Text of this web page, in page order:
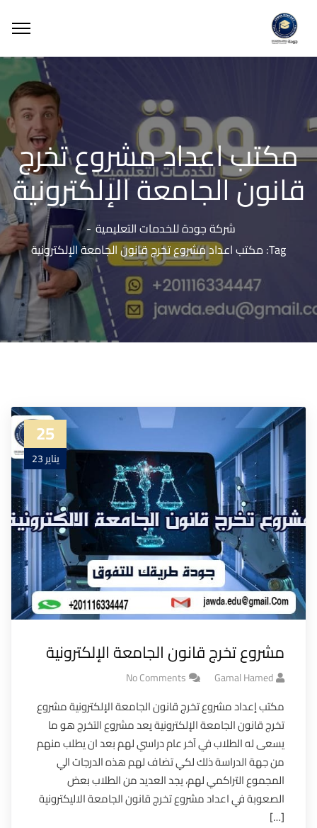
مكتب اعداد مشروع تخرج
قانون الجامعة الإلكترونية
شركة جودة للخدمات التعليمية
Tag: مكتب اعداد مشروع تخرج قانون الجامعة الإلكترونية
25
يناير 23
مشروع تخرج قانون الجامعة الإلكترونية
Gamal Hamed
No Comments
مكتب إعداد مشروع تخرج قانون الجامعة الإلكترونية مشروع
تخرج قانون الجامعة الإلكترونية يعد مشروع التخرج هو ما
يسعى له الطلاب في آخر عام دراسي لهم بعد ان يطلب منهم
من جهة الدراسة ذلك لكي تضاف لهم هذه الدرجات الي
المجموع التراكمي لهم، يجد العديد من الطلاب بعض
الصعوبة في اعداد مشروع تخرج قانون الجامعة الاليكترونية
[…]